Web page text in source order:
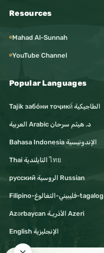
Resources
Mahad Al-Sunnah
YouTube Channel
Popular Languages
Tajik забо́ни тоҷикӣ́ الطاجيكية
د. هيثم سرحان Arabic العربية
Bahasa Indonesia الإندونيسية
Thai التايلندية ไทย
русский الروسية Russian
Filipino-فليبيني-التغالوغ-tagalog
Azərbaycan الأذريـة Azeri
English الإنجليزية